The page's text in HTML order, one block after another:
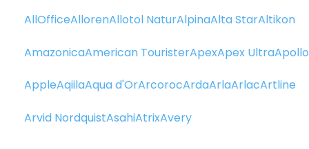
AllOfficeAllorenAllotol NaturAlpinaAlta StarAltikon
AmazonicaAmerican TouristerApexApex UltraApollo
AppleAqiilaAqua d'OrArcorocArdaArlaArlacArtline
Arvid NordquistAsahiAtrixAvery